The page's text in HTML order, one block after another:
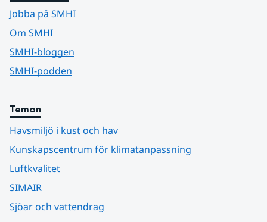
Jobba på SMHI
Om SMHI
SMHI-bloggen
SMHI-podden
Teman
Havsmiljö i kust och hav
Kunskapscentrum för klimatanpassning
Luftkvalitet
SIMAIR
Sjöar och vattendrag